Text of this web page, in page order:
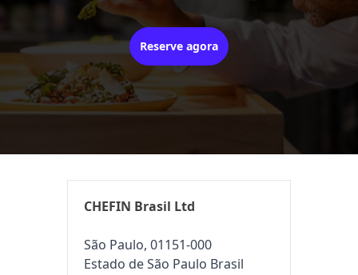
Reserve agora
CHEFIN Brasil Ltd
São Paulo, 01151-000
Estado de São Paulo Brasil